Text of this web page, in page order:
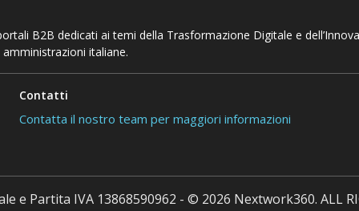
B2B dedicati ai temi della Trasformazione Digitale e
italiane.
Contatti
Contatta il nostro team per maggiori informazioni
e Partita IVA 13868590962 - © 2026 Nextwork360. ALL